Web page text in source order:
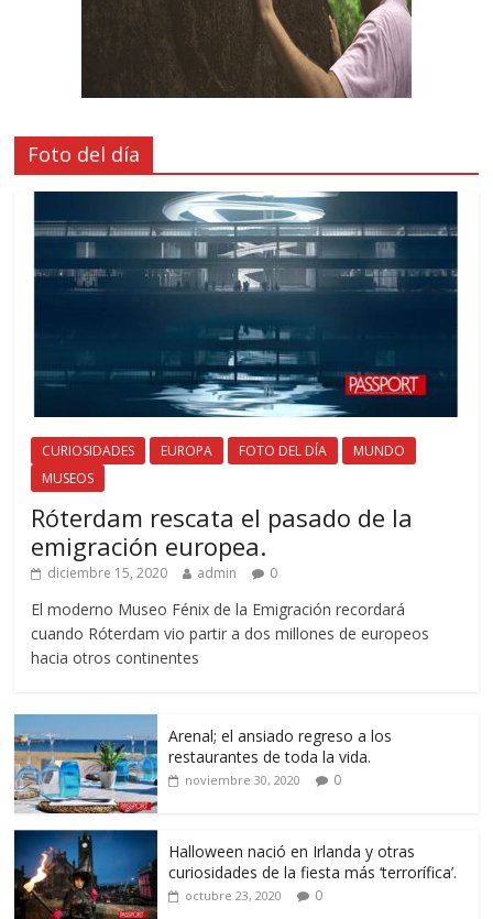
Foto del día
CURIOSIDADES EUROPA FOTO DEL DÍA
MUNDO
MUSEOS
Róterdam rescata el pasado de la
emigración europea.
diciembre 15, 2020 admin 0
El moderno Museo Fénix de la Emigración recordará
cuando Róterdam vio partir a dos millones de europeos
hacia otros continentes
Arenal; el ansiado regreso a los
restaurantes de toda la vida.
noviembre 30, 2020 0
Halloween nació en Irlanda y otras
curiosidades de la fiesta más ‘terrorífica’.
octubre 23, 2020 0